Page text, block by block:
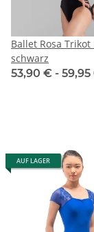
Ballet Rosa Trikot
schwarz
53,90 € -
AUF LAGER